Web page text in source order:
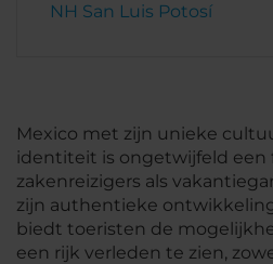
NH San Luis Potosí
Mexico met zijn unieke
identiteit is ongetwijfeld een
zakenreizigers als
zijn authentieke
biedt toeristen de
een rijk verleden te zien,